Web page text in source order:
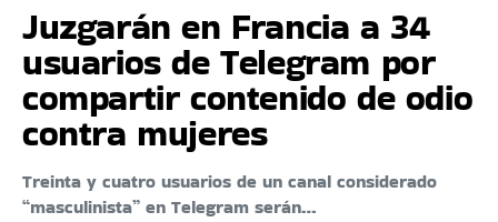
Juzgarán en Francia a 34
usuarios de Telegram por
compartir contenido de odio
contra mujeres
Treinta y cuatro usuarios de un canal considerado
“masculinista” en Telegram serán…